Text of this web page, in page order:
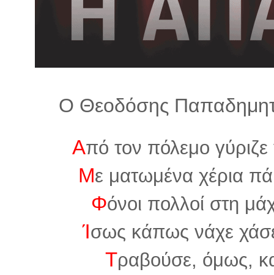
Ο Θεοδόσης
Από τον πόλεμο γύριζε
Με ματωμένα χέρια
Φόνοι πολλοί στη
Ίσως κάπως νάχε
Τραβούσε, όμως,